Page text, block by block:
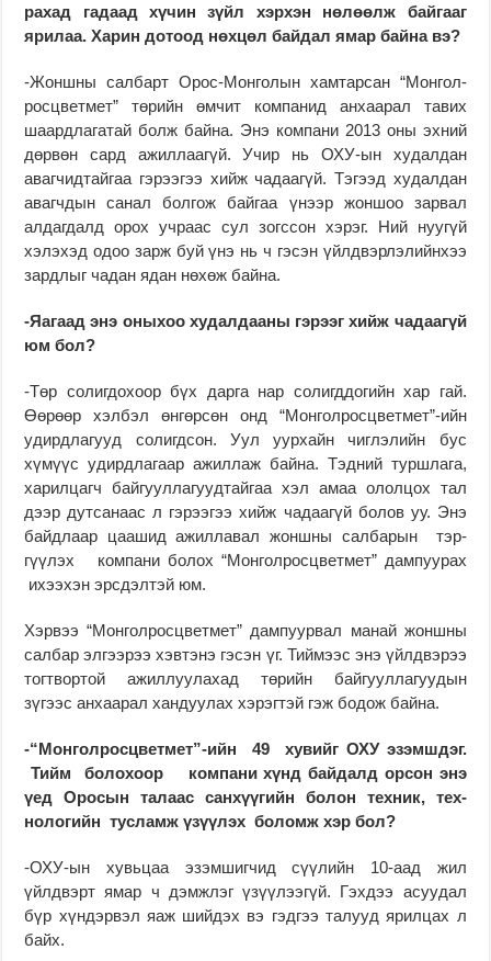
рахад гадаад хүчин зүйл хэр­хэн нөлөөлж байгааг
ярилаа. Харин дотоод нөх­цөл байдал ямар байна вэ?
-Жонш­­­ны салбарт Орос-Мон­голын хамтарсан “Монгол­
росцветмет” төрийн өмчит компанид анхаарал тавих
шаардлагатай болж байна. Энэ компани 2013 оны эхний
дөрвөн сард ажиллаагүй. Учир нь ОХУ-ын худалдан
авагчидтайгаа гэрээгээ хийж чадаагүй. Тэгээд худалдан
авагчдын санал болгож байгаа үнээр жоншоо зарвал
алдагдалд орох учраас сул зогссон хэрэг. Ний нуугүй
хэлэхэд одоо зарж буй үнэ нь ч гэсэн үйлдвэрлэлийнхээ
зардлыг чадан ядан нөхөж байна.
-Яагаад энэ оныхоо худалдааны гэрээг хийж чадаагүй
юм бол?
-Төр солигдохоор бүх дарга нар солигддогийн хар гай.
Өөрөөр хэлбэл өнгөрсөн онд “Монголросцветмет”-ийн
удирдлагууд солигдсон. Уул уурхайн чиглэлийн бус
хүмүүс удирдлагаар ажил­лаж байна. Тэдний туршлага,
харилцагч бай­гууллагуудтайгаа хэл амаа ололцох тал
дээр дутсанаас л гэрээгээ хийж чадаагүй болов уу. Энэ
байд­лаар цаашид ажиллавал жонш­ны сал­барын тэр­
гүүлэх компани болох “Монгол­росцветмет” дам­пуурах
ихээ­хэн эрсдэлтэй юм.
Хэрвээ “Монгол­росцвет­мет” дампуурвал манай жонш­­ны
салбар элгээрээ хэв­тэнэ гэсэн үг. Тиймээс энэ үйлдвэрээ
тогтвортой ажил­луу­лахад төрийн байгуул­лагуудын
зүгээс анхаарал хандуулах хэрэгтэй гэж бодож байна.
-“Монголросцветмет”-ийн 49 хувийг ОХУ эзэмш­дэг.
Тийм болохоор ком­пани хүнд байдалд орсон энэ
үед Оросын талаас санхүүгийн болон техник, тех­­­
нологийн тусламж үзүү­лэх боломж хэр бол?
-ОХУ-ын хувьцаа эзэм­шигчид сүүлийн 10-аад жил
үйлдвэрт ямар ч дэмжлэг үзүүлээгүй. Гэхдээ асуудал
бүр хүндэрвэл яаж шийдэх вэ гэдгээ талууд ярилцах л
байх.